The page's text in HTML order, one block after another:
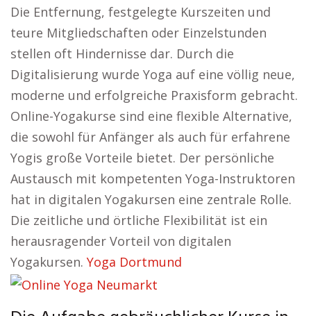
Die Entfernung, festgelegte Kurszeiten und
teure Mitgliedschaften oder Einzelstunden
stellen oft Hindernisse dar. Durch die
Digitalisierung wurde Yoga auf eine völlig neue,
moderne und erfolgreiche Praxisform gebracht.
Online-Yogakurse sind eine flexible Alternative,
die sowohl für Anfänger als auch für erfahrene
Yogis große Vorteile bietet. Der persönliche
Austausch mit kompetenten Yoga-Instruktoren
hat in digitalen Yogakursen eine zentrale Rolle.
Die zeitliche und örtliche Flexibilität ist ein
herausragender Vorteil von digitalen
Yogakursen. Yoga Dortmund